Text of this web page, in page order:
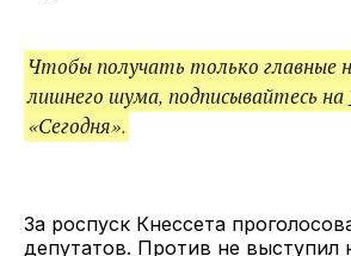
Чтобы получать только главные
лишнего шума, подписывайтесь на
«Сегодня».
За роспуск Кнессета
депутатов. Против не выступил